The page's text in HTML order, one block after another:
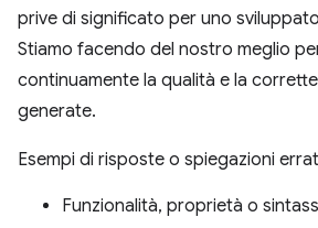
prive di significato per uno
Stiamo facendo del nostro meglio
continuamente la qualità e la
generate.
Esempi di risposte o spiegazioni
Funzionalità, proprietà o